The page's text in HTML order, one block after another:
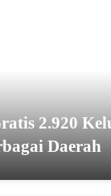
2.920
Daerah